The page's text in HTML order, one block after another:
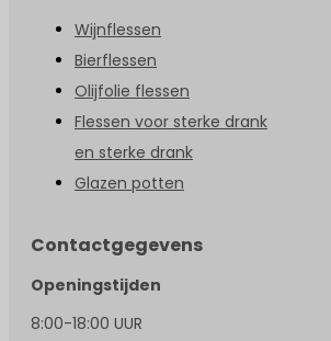
Wijnflessen
Bierflessen
Olijfolie flessen
Flessen voor sterke drank
en sterke drank
Glazen potten
Contactgegevens
Openingstijden
8:00-18:00 UUR